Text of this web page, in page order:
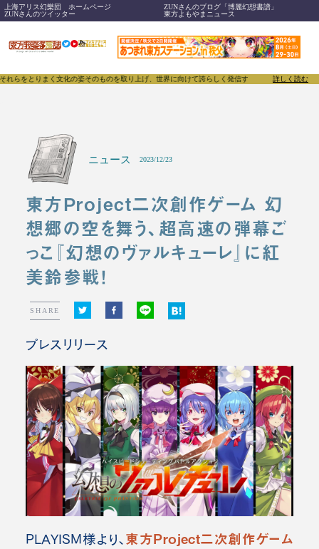
上海アリス幻樂団 ホームページ
ZUNさんのブログ「博麗幻想書譜」
ZUNさんのツイッター
東方よもやまニュース
文化の姿そのものを取り上げ、世界に向けて誇らしく発信することで、東方Projectのみなら
詳しく読む
ニュース 2023/12/23
東方Project二次創作ゲーム 幻
想郷の空を舞う、超高速の弾幕ご
っこ『幻想のヴァルキューレ』に紅
美鈴参戦！
SHARE
プレスリリース
PLAYISM様より、 東方Project二次創作ゲーム